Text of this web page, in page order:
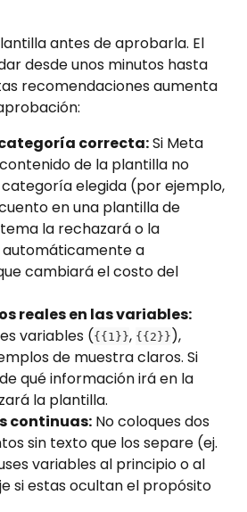
antes de aprobarla. El
desde unos minutos hasta
recomendaciones aumenta
correcta: Si Meta
de la plantilla no
elegida (por ejemplo,
en una plantilla de
la rechazará o la
a
cambiará el costo del
reales en las variables:
variables ({{1}}, {{2}} ),
de muestra claros. Si
qué información irá en la
la plantilla.
continuas: No coloques dos
sin texto que los separe (ej.
variables al principio o al
si estas ocultan el propósito